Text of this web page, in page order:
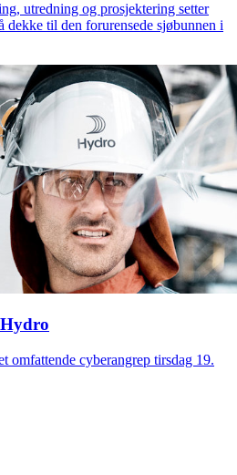
utredning og prosjektering setter
dekke til den forurensede sjøbunnen i
omfattende cyberangrep tirsdag 19.